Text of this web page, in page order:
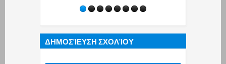
ΔΗΜΟΣΊΕΥΣΗ ΣΧΟΛΊΟΥ